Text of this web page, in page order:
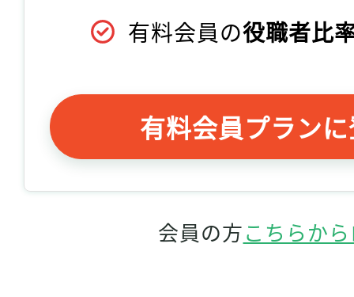
有料会員の役職者比
有料会員プラン
会員の方こちらか